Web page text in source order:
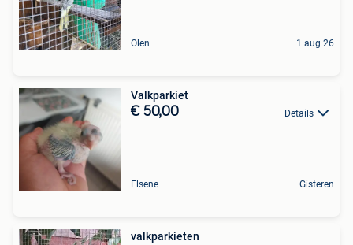
Olen 1 aug 26
Valkparkiet
€ 50,00 Details
Elsene Gisteren
valkparkieten